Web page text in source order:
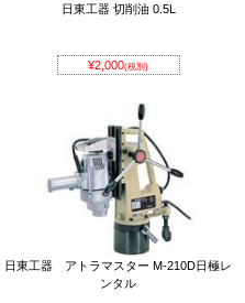
日東工器 切削油 0.5L
¥2,000(税別)
日東工器 アトラマスター M-210D日極レ
ンタル